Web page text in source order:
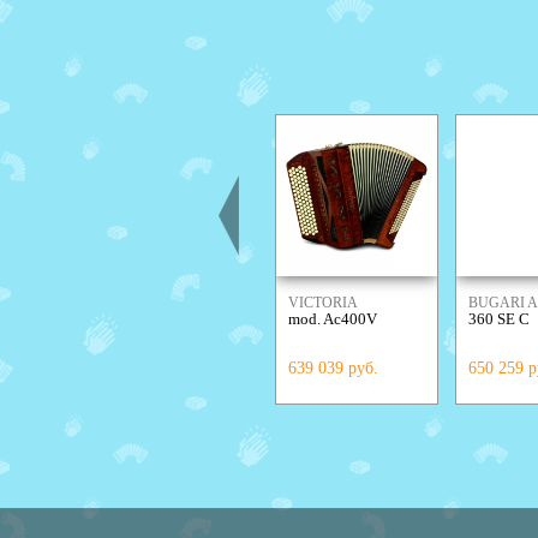
VICTORIA
mod. Ac400V
639 039 руб.
BUGARI
360 SE C
650 259